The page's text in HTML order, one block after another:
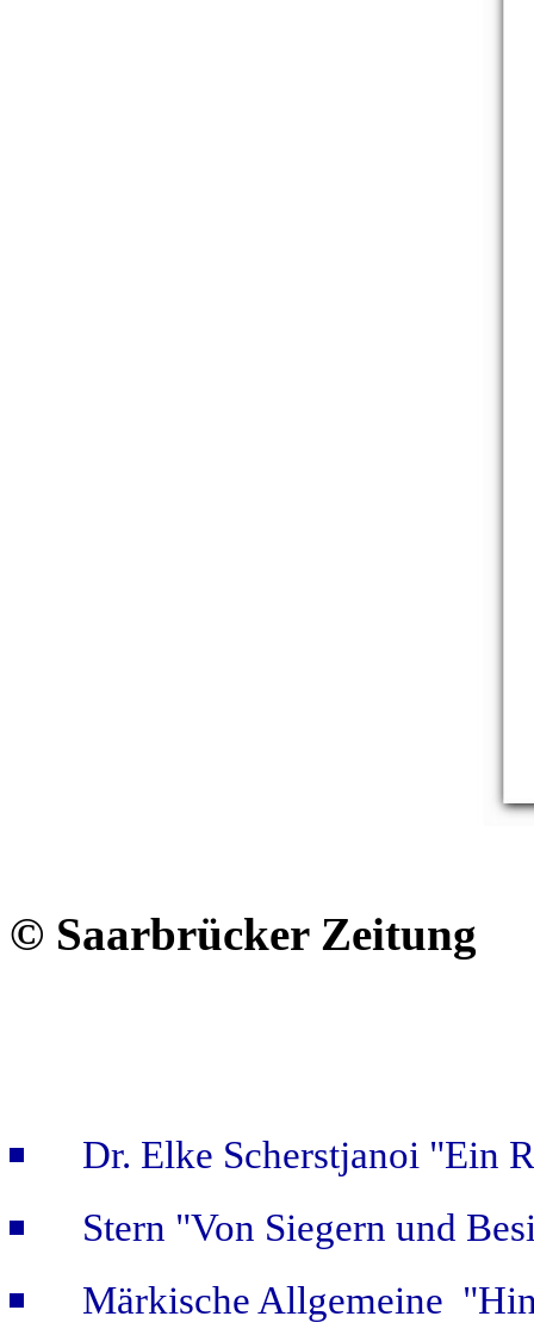
© Saarbrücker Zeitung
Dr. Elke Scherstjanoi "Ein
Stern "Von Siegern und
Märkische Allgemeine